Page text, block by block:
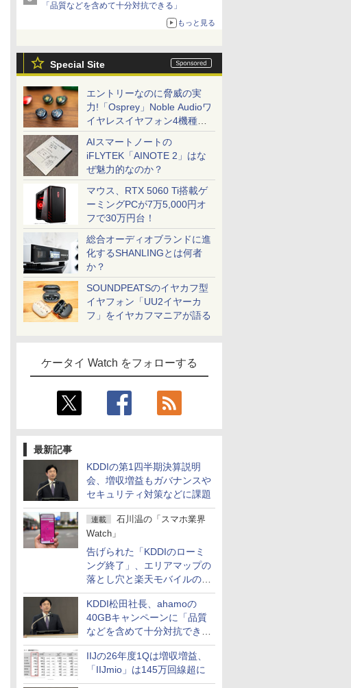
「品質などを含めて十分対抗できる」
もっと見る
Special Site
エントリーなのに脅威の実
力!「Osprey」Noble Audioワ
イヤレスイヤフォン4機種を
一気に聴く
AIスマートノートの
iFLYTEK「AINOTE 2」はな
ぜ魅力的なのか？
マウス、RTX 5060 Ti搭載ゲ
ーミングPCが7万5,000円オ
フで30万円台！
総合オーディオブランドに進
化するSHANLINGとは何者
か？
SOUNDPEATSのイヤカフ型
イヤフォン「UU2イヤーカ
フ」をイヤカフマニアが語る
ケータイ Watch をフォローする
最新記事
KDDIの第1四半期決算説明
会、増収増益もガバナンスや
セキュリティ対策などに課題
連載
石川温の「スマホ業界
Watch」
告げられた「KDDIのローミ
ング終了」、エリアマップの
落とし穴と楽天モバイルの課
題
KDDI松田社長、ahamoの
40GBキャンペーンに「品質
などを含めて十分対抗でき
る」
IIJの26年度1Qは増収増益、
「IIJmio」は145万回線超に